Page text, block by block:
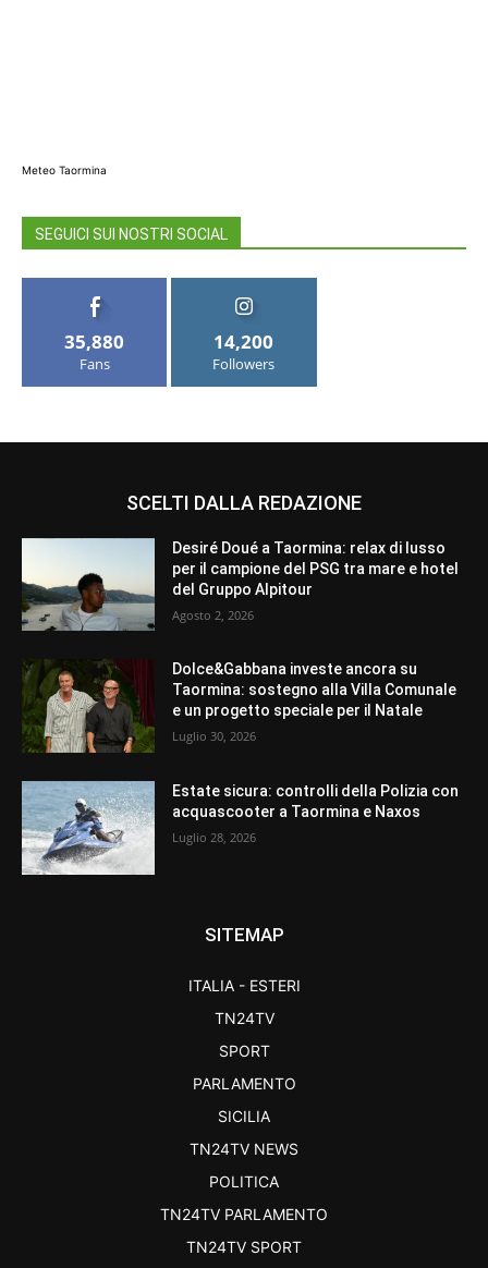
Meteo Taormina
SEGUICI SUI NOSTRI SOCIAL
35,880
Fans
14,200
Followers
SCELTI DALLA REDAZIONE
Desiré Doué a Taormina: relax di lusso
per il campione del PSG tra mare e hotel
del Gruppo Alpitour
Agosto 2, 2026
Dolce&Gabbana investe ancora su
Taormina: sostegno alla Villa Comunale
e un progetto speciale per il Natale
Luglio 30, 2026
Estate sicura: controlli della Polizia con
acquascooter a Taormina e Naxos
Luglio 28, 2026
SITEMAP
ITALIA - ESTERI
TN24TV
SPORT
PARLAMENTO
SICILIA
TN24TV NEWS
POLITICA
TN24TV PARLAMENTO
TN24TV SPORT